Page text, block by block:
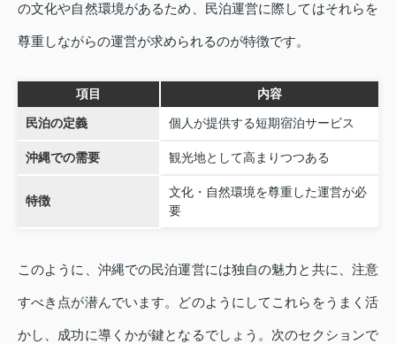
の文化や自然環境があるため、民泊運営に際してはそれらを
尊重しながらの運営が求められるのが特徴です。
項目 内容
民泊の定義 個人が提供する短期宿泊サービス
沖縄での需要 観光地として高まりつつある
特徴
文化・自然環境を尊重した運営が必
要
このように、沖縄での民泊運営には独自の魅力と共に、注意
すべき点が潜んでいます。どのようにしてこれらをうまく活
かし、成功に導くかが鍵となるでしょう。次のセクションで